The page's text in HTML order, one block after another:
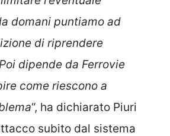
domani puntiamo ad
di riprendere
dipende da Ferrovie
come riescono a
“, ha dichiarato Piuri
subito dal sistema